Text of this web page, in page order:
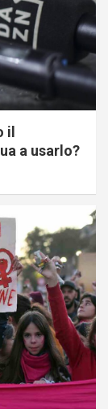
il
a usarlo?